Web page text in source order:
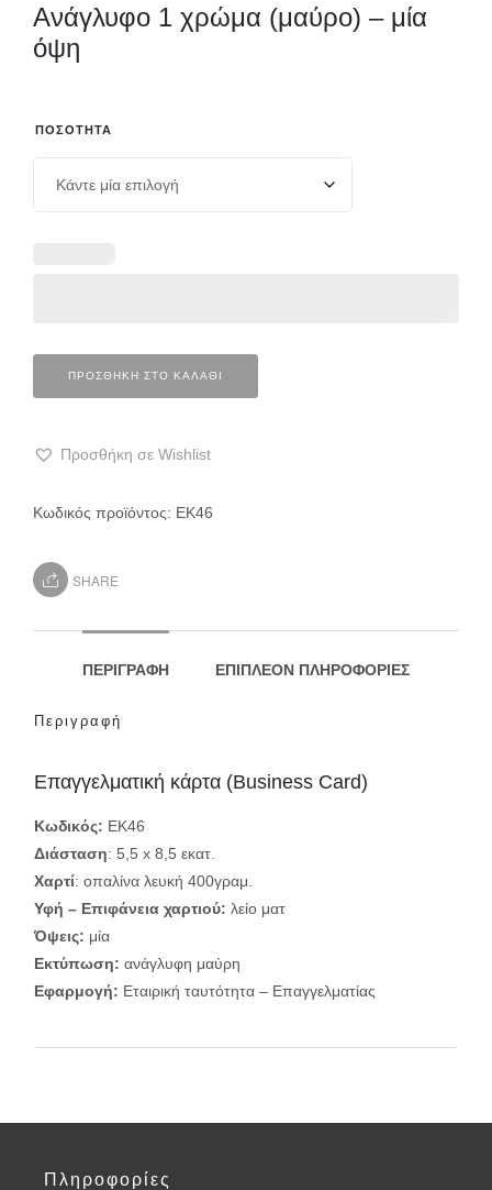
Ανάγλυφο 1 χρώμα (μαύρο) – μία
όψη
ΠΟΣΌΤΗΤΑ
ΠΡΟΣΘΉΚΗ ΣΤΟ ΚΑΛΆΘΙ
Προσθήκη σε Wishlist
Κωδικός προϊόντος: ΕΚ46
SHARE
ΠΕΡΙΓΡΑΦΉ ΕΠΙΠΛΈΟΝ ΠΛΗΡΟΦΟΡΊΕΣ
Περιγραφή
Επαγγελματική κάρτα (Business Card)
Κωδικός: ΕΚ46
Διάσταση: 5,5 x 8,5 εκατ.
Χαρτί: οπαλίνα λευκή 400γραμ.
Υφή – Επιφάνεια χαρτιού: λείο ματ
Όψεις: μία
Εκτύπωση: ανάγλυφη μαύρη
Εφαρμογή: Εταιρική ταυτότητα – Επαγγελματίας
Πληροφορίες